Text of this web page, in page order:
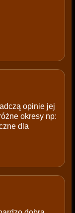
opinie jej
okresy np:
dla